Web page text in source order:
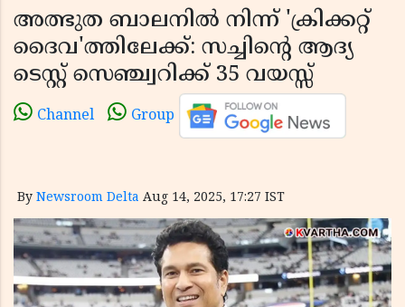
അത്ഭുത ബാലനിൽ നിന്ന് 'ക്രിക്കറ്റ്
ദൈവ'ത്തിലേക്ക്: സച്ചിന്റെ ആദ്യ
ടെസ്റ്റ് സെഞ്ച്വറിക്ക് 35 വയസ്സ്
Channel Group
By Newsroom Delta Aug 14, 2025, 17:27 IST